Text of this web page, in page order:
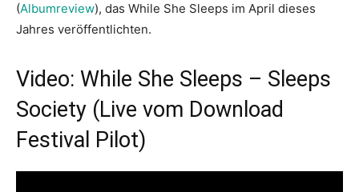
(Albumreview), das While She Sleeps im April dieses
Jahres veröffentlichten.
Video: While She Sleeps – Sleeps
Society (Live vom Download
Festival Pilot)